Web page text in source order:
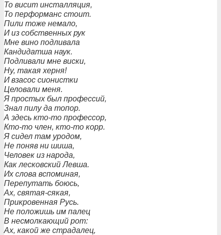
То висит инсталляция,
То перформанс стоит.
Пили тоже немало,
И из собственных рук
Мне вино подливала
Кандидатша наук.
Подливали мне виски,
Ну, такая херня!
И взасос сионистки
Целовали меня.
Я простых был профессий,
Знал пилу да топор.
А здесь кто-то профессор,
Кто-то член, кто-то корр.
Я сидел там уродом,
Не поняв ни шиша,
Человек из народа,
Как лесковский Левша.
Их слова вспоминая,
Перепутать боюсь,
Ах, святая-сякая,
Прикровенная Русь.
Не положишь им палец
В несмолкающий рот:
Ах, какой же страдалец,